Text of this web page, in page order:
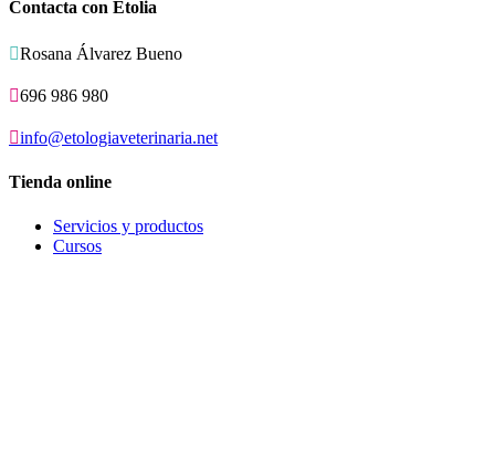
Contacta con Etolia
Rosana Álvarez Bueno
696 986 980
info@etologiaveterinaria.net
Tienda online
Servicios y productos
Cursos